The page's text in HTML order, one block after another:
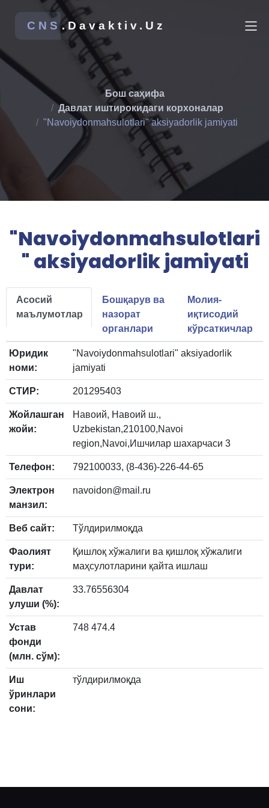
CNS.Davaktiv.Uz
Бош саҳифа
Давлат иштирокидаги корхоналар
"Navoiydonmahsulotlari" aksiyadorlik jamiyati
"Navoiydonmahsulotlari
" aksiyadorlik jamiyati
Асосий
маълумотлар
Бошқарув ва
назорат
органлари
Молия-
иқтисодий
кўрсаткичлар
Юридик
номи:
"Navoiydonmahsulotlari" aksiyadorlik
jamiyati
СТИР: 201295403
Жойлашган
жойи:
Навоий, Навоий ш.,
Uzbekistan,210100,Navoi
region,Navoi,Ишчилар шахарчаси 3
Телефон: 792100033, (8-436)-226-44-65
Электрон
манзил:
navoidon@mail.ru
Веб сайт: Тўлдирилмоқда
Фаолият
тури:
Қишлоқ хўжалиги ва қишлоқ хўжалиги
маҳсулотларини қайта ишлаш
Давлат
улуши (%):
33.76556304
Устав
фонди
(млн. сўм):
748 474.4
Иш
ўринлари
сони:
тўлдирилмоқда